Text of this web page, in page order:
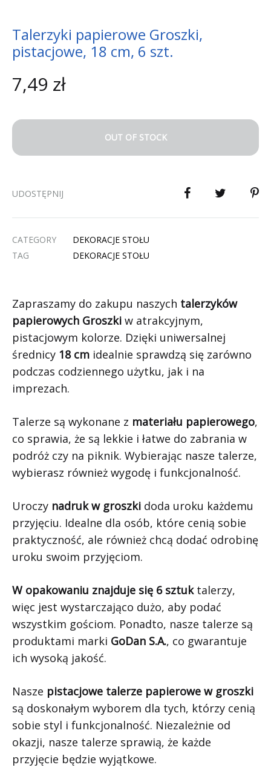
Talerzyki papierowe Groszki,
pistacjowe, 18 cm, 6 szt.
7,49 zł
OUT OF STOCK
UDOSTĘPNIJ
CATEGORY
DEKORACJE STOŁU
TAG
DEKORACJE STOŁU
Zapraszamy do zakupu naszych talerzyków
papierowych Groszki w atrakcyjnym,
pistacjowym kolorze. Dzięki uniwersalnej
średnicy 18 cm idealnie sprawdzą się zarówno
podczas codziennego użytku, jak i na
imprezach.
Talerze są wykonane z materiału papierowego,
co sprawia, że są lekkie i łatwe do zabrania w
podróż czy na piknik. Wybierając nasze talerze,
wybierasz również wygodę i funkcjonalność.
Uroczy nadruk w groszki doda uroku każdemu
przyjęciu. Idealne dla osób, które cenią sobie
praktyczność, ale również chcą dodać odrobinę
uroku swoim przyjęciom.
W opakowaniu znajduje się 6 sztuktalerzy,
więc jest wystarczająco dużo, aby podać
wszystkim gościom. Ponadto, nasze talerze są
produktami marki GoDan S.A., co gwarantuje
ich wysoką jakość.
Nasze pistacjowe talerze papierowe w groszki
są doskonałym wyborem dla tych, którzy cenią
sobie styl i funkcjonalność. Niezależnie od
okazji, nasze talerze sprawią, że każde
przyjęcie będzie wyjątkowe.